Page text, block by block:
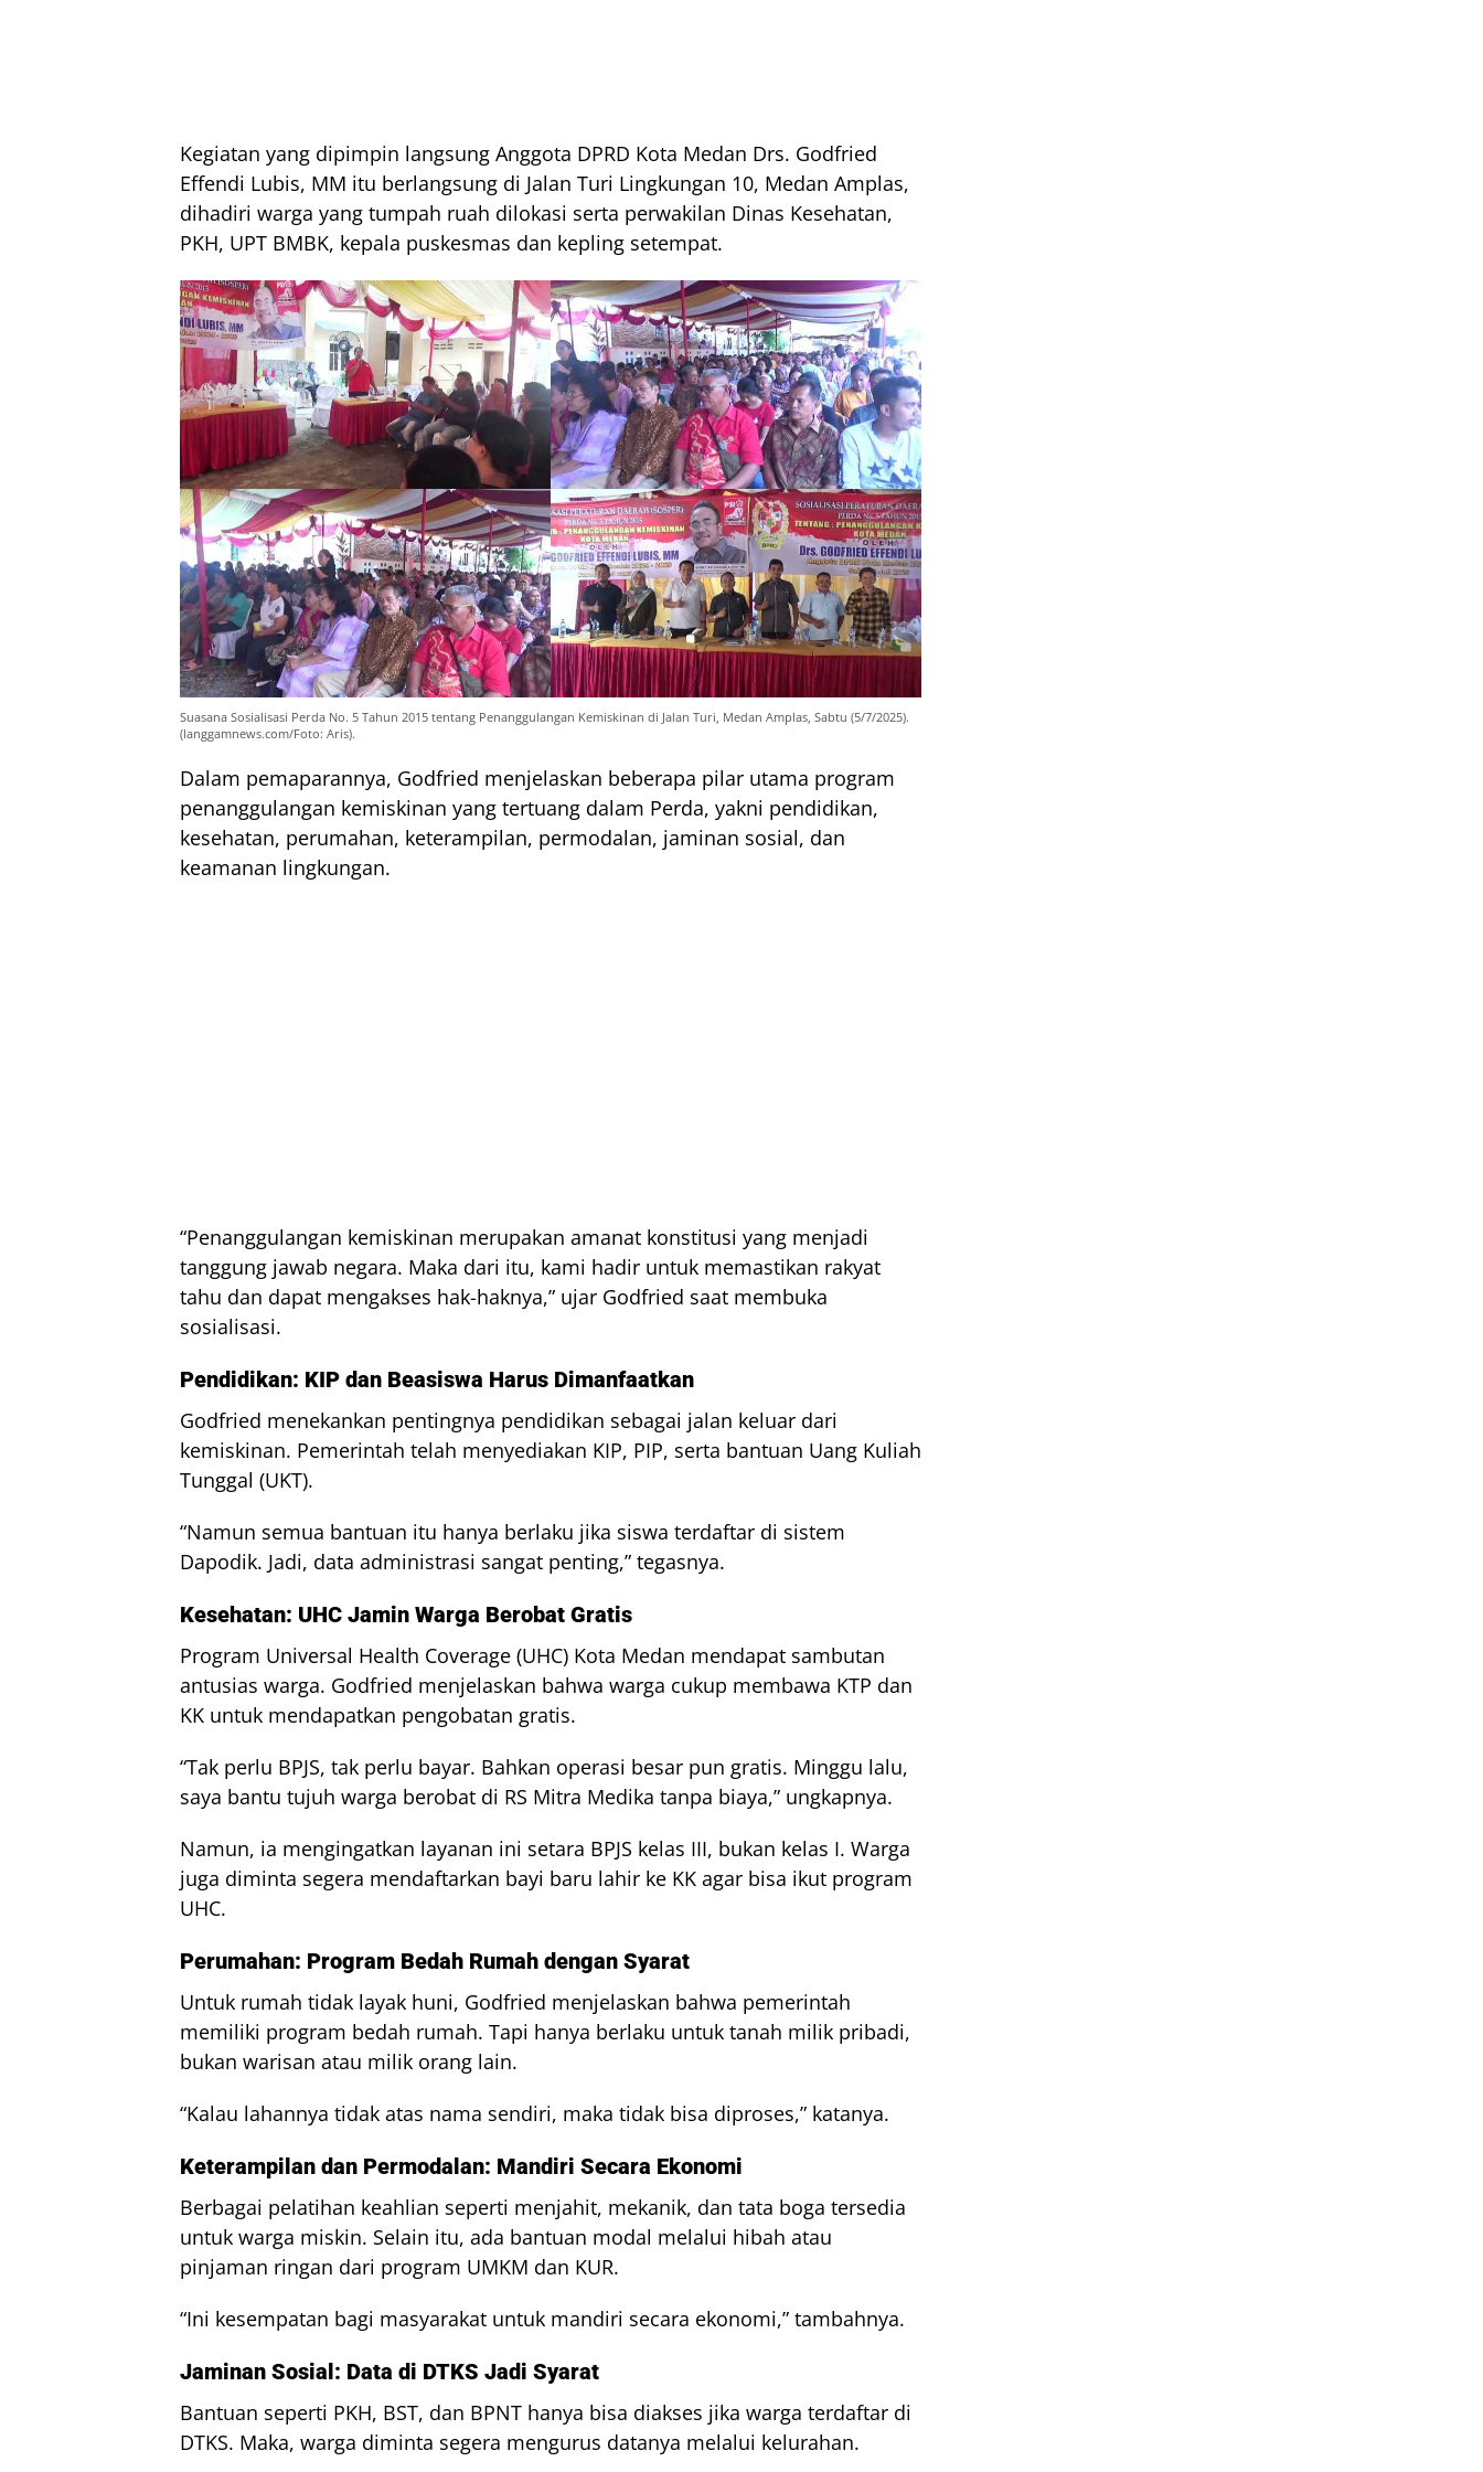
Kegiatan yang dipimpin langsung Anggota DPRD Kota Medan Drs. Godfried
Effendi Lubis, MM itu berlangsung di Jalan Turi Lingkungan 10, Medan Amplas,
dihadiri warga yang tumpah ruah dilokasi serta perwakilan Dinas Kesehatan,
PKH, UPT BMBK, kepala puskesmas dan kepling setempat.
Suasana Sosialisasi Perda No. 5 Tahun 2015 tentang Penanggulangan Kemiskinan di Jalan Turi, Medan Amplas, Sabtu (5/7/2025).
(langgamnews.com/Foto: Aris).
Dalam pemaparannya, Godfried menjelaskan beberapa pilar utama program
penanggulangan kemiskinan yang tertuang dalam Perda, yakni pendidikan,
kesehatan, perumahan, keterampilan, permodalan, jaminan sosial, dan
keamanan lingkungan.
“Penanggulangan kemiskinan merupakan amanat konstitusi yang menjadi
tanggung jawab negara. Maka dari itu, kami hadir untuk memastikan rakyat
tahu dan dapat mengakses hak-haknya,” ujar Godfried saat membuka
sosialisasi.
Pendidikan: KIP dan Beasiswa Harus Dimanfaatkan
Godfried menekankan pentingnya pendidikan sebagai jalan keluar dari
kemiskinan. Pemerintah telah menyediakan KIP, PIP, serta bantuan Uang Kuliah
Tunggal (UKT).
“Namun semua bantuan itu hanya berlaku jika siswa terdaftar di sistem
Dapodik. Jadi, data administrasi sangat penting,” tegasnya.
Kesehatan: UHC Jamin Warga Berobat Gratis
Program Universal Health Coverage (UHC) Kota Medan mendapat sambutan
antusias warga. Godfried menjelaskan bahwa warga cukup membawa KTP dan
KK untuk mendapatkan pengobatan gratis.
“Tak perlu BPJS, tak perlu bayar. Bahkan operasi besar pun gratis. Minggu lalu,
saya bantu tujuh warga berobat di RS Mitra Medika tanpa biaya,” ungkapnya.
Namun, ia mengingatkan layanan ini setara BPJS kelas III, bukan kelas I. Warga
juga diminta segera mendaftarkan bayi baru lahir ke KK agar bisa ikut program
UHC.
Perumahan: Program Bedah Rumah dengan Syarat
Untuk rumah tidak layak huni, Godfried menjelaskan bahwa pemerintah
memiliki program bedah rumah. Tapi hanya berlaku untuk tanah milik pribadi,
bukan warisan atau milik orang lain.
“Kalau lahannya tidak atas nama sendiri, maka tidak bisa diproses,” katanya.
Keterampilan dan Permodalan: Mandiri Secara Ekonomi
Berbagai pelatihan keahlian seperti menjahit, mekanik, dan tata boga tersedia
untuk warga miskin. Selain itu, ada bantuan modal melalui hibah atau
pinjaman ringan dari program UMKM dan KUR.
“Ini kesempatan bagi masyarakat untuk mandiri secara ekonomi,” tambahnya.
Jaminan Sosial: Data di DTKS Jadi Syarat
Bantuan seperti PKH, BST, dan BPNT hanya bisa diakses jika warga terdaftar di
DTKS. Maka, warga diminta segera mengurus datanya melalui kelurahan.